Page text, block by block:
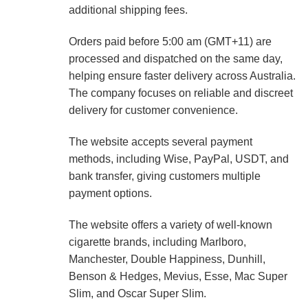
additional shipping fees.
Orders paid before 5:00 am (GMT+11) are
processed and dispatched on the same day,
helping ensure faster delivery across Australia.
The company focuses on reliable and discreet
delivery for customer convenience.
The website accepts several payment
methods, including Wise, PayPal, USDT, and
bank transfer, giving customers multiple
payment options.
The website offers a variety of well-known
cigarette brands, including Marlboro,
Manchester, Double Happiness, Dunhill,
Benson & Hedges, Mevius, Esse, Mac Super
Slim, and Oscar Super Slim.